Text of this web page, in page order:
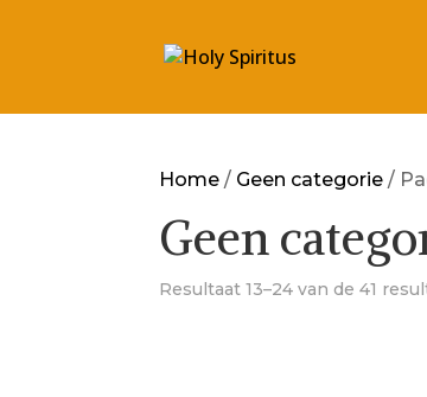
Home / Geen categorie /
Geen
Resultaat 13–24 van de 41